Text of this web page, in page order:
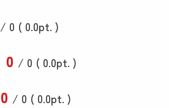
/ 0 ( 0.0pt. )
0 / 0 ( 0.0pt. )
0 / 0 ( 0.0pt. )